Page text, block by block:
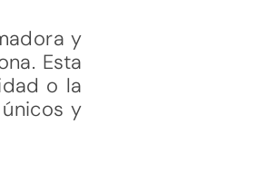
y
Esta
o la
y